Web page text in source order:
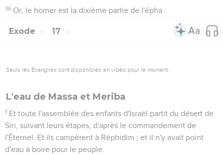
36 Or, le homer est la dixième partie de l'épha.
Exode 17
Seuls les Évangiles sont disponibles en vidéo pour le moment.
L'eau de Massa et Meriba
1 Et toute l'assemblée des enfants d'Israël partit du désert de
Sin, suivant leurs étapes, d'après le commandement de
l'Éternel. Et ils campèrent à Réphidim ; et il n'y avait point
d'eau à boire pour le peuple.